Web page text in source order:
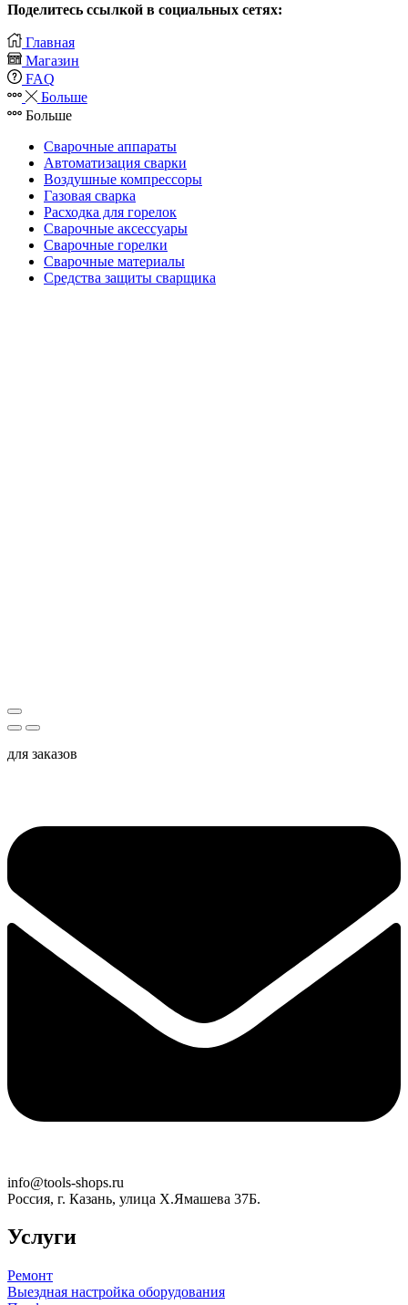
Поделитесь ссылкой в социальных сетях:
Главная
Магазин
FAQ
Больше
Больше
Сварочные аппараты
Автоматизация сварки
Воздушные компрессоры
Газовая сварка
Расходка для горелок
Сварочные аксессуары
Сварочные горелки
Сварочные материалы
Средства защиты сварщика
для заказов
info@tools-shops.ru
Россия, г. Казань, улица Х.Ямашева 37Б.
Услуги
Ремонт
Выездная настройка оборудования